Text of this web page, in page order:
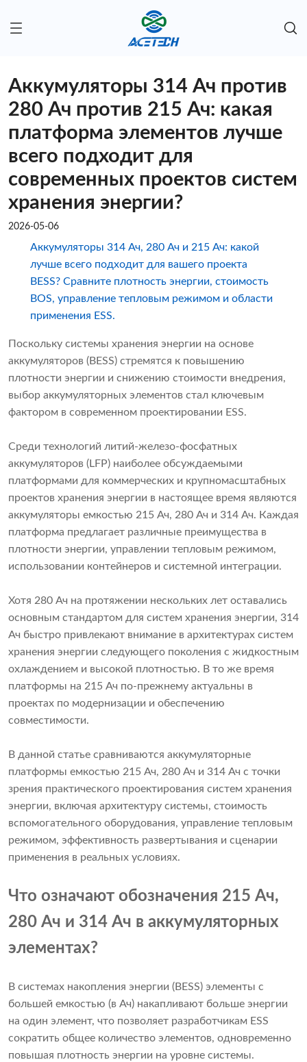
Аккумуляторы 314 Ач против
280 Ач против 215 Ач: какая
платформа элементов лучше
всего подходит для
современных проектов систем
хранения энергии?
2026-05-06
Аккумуляторы 314 Ач, 280 Ач и 215 Ач: какой
лучше всего подходит для вашего проекта
BESS? Сравните плотность энергии, стоимость
BOS, управление тепловым режимом и области
применения ESS.
Поскольку системы хранения энергии на основе
аккумуляторов (BESS) стремятся к повышению
плотности энергии и снижению стоимости внедрения,
выбор аккумуляторных элементов стал ключевым
фактором в современном проектировании ESS.
Среди технологий литий-железо-фосфатных
аккумуляторов (LFP) наиболее обсуждаемыми
платформами для коммерческих и крупномасштабных
проектов хранения энергии в настоящее время являются
аккумуляторы емкостью 215 Ач, 280 Ач и 314 Ач. Каждая
платформа предлагает различные преимущества в
плотности энергии, управлении тепловым режимом,
использовании контейнеров и системной интеграции.
Хотя 280 Ач на протяжении нескольких лет оставались
основным стандартом для систем хранения энергии, 314
Ач быстро привлекают внимание в архитектурах систем
хранения энергии следующего поколения с жидкостным
охлаждением и высокой плотностью. В то же время
платформы на 215 Ач по-прежнему актуальны в
проектах по модернизации и обеспечению
совместимости.
В данной статье сравниваются аккумуляторные
платформы емкостью 215 Ач, 280 Ач и 314 Ач с точки
зрения практического проектирования систем хранения
энергии, включая архитектуру системы, стоимость
вспомогательного оборудования, управление тепловым
режимом, эффективность развертывания и сценарии
применения в реальных условиях.
Что означают обозначения 215 Ач,
280 Ач и 314 Ач в аккумуляторных
элементах?
В системах накопления энергии (BESS) элементы с
большей емкостью (в Ач) накапливают больше энергии
на один элемент, что позволяет разработчикам ESS
сократить общее количество элементов, одновременно
повышая плотность энергии на уровне системы.